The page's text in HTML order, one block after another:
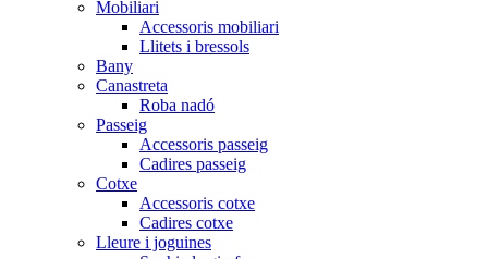
Mobiliari
Accessoris mobiliari
Llitets i bressols
Bany
Canastreta
Roba nadó
Passeig
Accessoris passeig
Cadires passeig
Cotxe
Accessoris cotxe
Cadires cotxe
Lleure i joguines